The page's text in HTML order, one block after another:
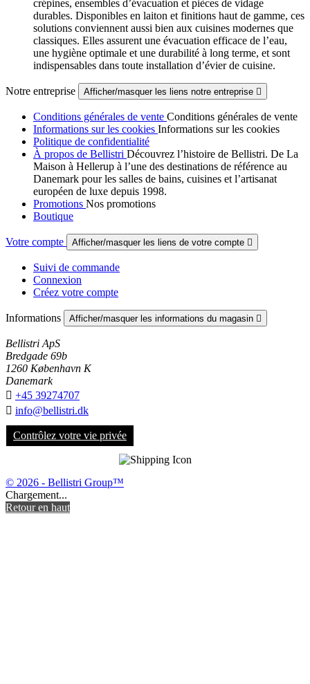
crépines, ensembles d’évacuation et pièces de vidage
durables. Disponibles en laiton et finitions haut de gamme, ces
solutions conviennent aussi bien aux cuisines modernes que
classiques. Elles assurent une évacuation efficace de l’eau,
une hygiène optimale et une durabilité à long terme, et sont
indispensables dans toute installation d’évier de cuisine.
Notre entreprise Afficher/masquer les liens notre entreprise 
Conditions générales de vente Conditions générales de vente
Informations sur les cookies Informations sur les cookies
Politique de confidentialité
À propos de Bellistri Découvrez l’histoire de Bellistri. De La
Maison à Hellerup à l’une des destinations de référence au
Danemark pour les salles de bains, cuisines et l’artisanat
européen de luxe depuis 1998.
Promotions Nos promotions
Boutique
Votre compte Afficher/masquer les liens de votre compte 
Suivi de commande
Connexion
Créez votre compte
Informations Afficher/masquer les informations du magasin 
Bellistri ApS
Bredgade 69b
1260 København K
Danemark
 +45 39274707
 info@bellistri.dk
Contrôlez votre vie privée
© 2026 - Bellistri Group™
Chargement...
Retour en haut